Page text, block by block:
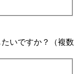
いですか？（複数